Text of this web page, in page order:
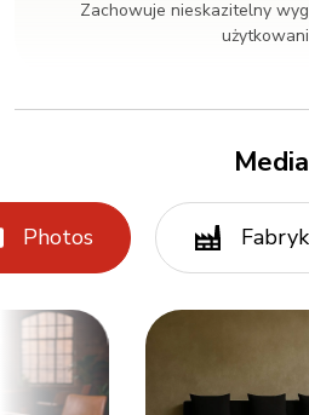
Zachowuje nieskazitelny
Media
Photos